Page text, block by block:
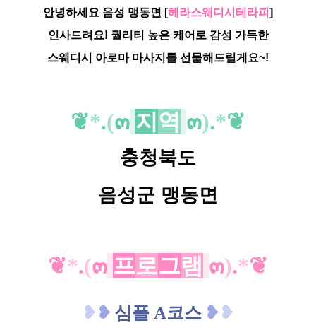
안녕하세요 음성 맹동면 [헤라스웨디시테라피 ]
인사드려요! 퀄리티 높은 케어로 감성 가득한
스웨디시 아로마 마사지를 선물해드릴게요~!
❦*.(๓ 지역 ๓).*❦
충청북도
음성군 맹동면
❦*.(๓ 프로그램 ๓).*❦
❥ ❥ 심플 A코스 ❥❥